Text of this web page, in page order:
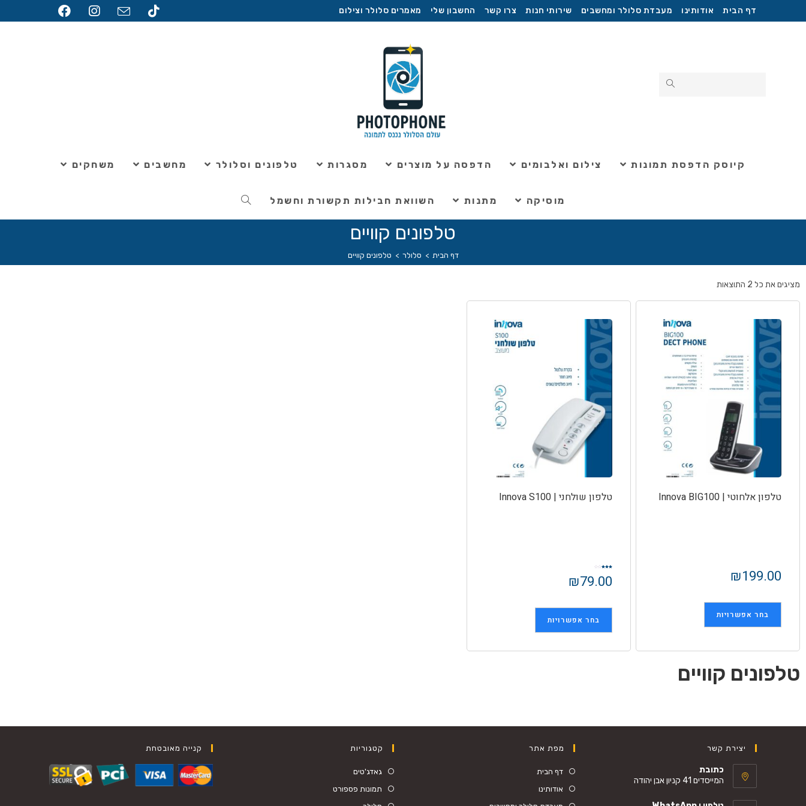
דף הבית אודותינו מעבדת סלולר ומחשבים שירותי חנות צרו קשר החשבון שלי מאמרים סלולר וצילום
קיוסק הדפסת תמונות צילום ואלבומים הדפסה על מוצרים מסגרות טלפונים וסלולר מחשבים משחקים
מוסיקה מתנות השוואת חבילות תקשורת וחשמל
טלפונים קוויים
דף הבית > סלולר > טלפונים קוויים
מציגים את כל ⁦2⁩ התוצאות
טלפון אלחוטי | Innova BIG100
₪199.00
בחר אפשרויות
טלפון שולחני | Innova S100
מתוך
₪79.00
בחר אפשרויות
טלפונים קוויים
יצירת קשר
כתובת
המייסדים 41 קניון אבן יהודה
מפת אתר
דף הבית
אודותינו
קטגוריות
גאדג'טים
תמונות פספורט
קנייה מאובטחת